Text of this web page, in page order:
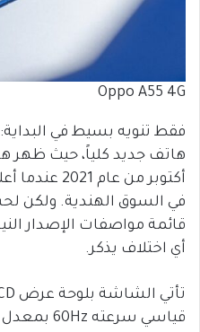
Oppo A55 4G
هاتف جديد كلياً، حيث ظهر
أكتوبر من
في السوق الهندية. ولكن
قائمة مواصفات الإصدار
أي اختلاف يذكر.